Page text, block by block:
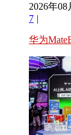
2026年08
7 |
华为